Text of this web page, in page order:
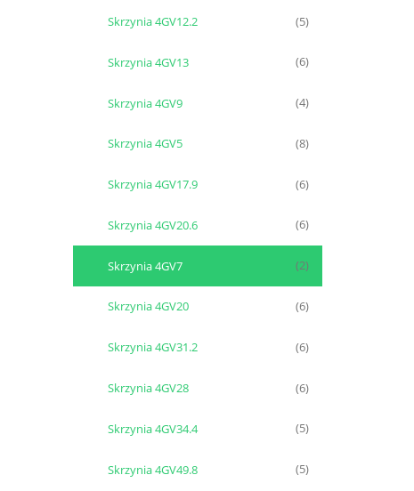
Skrzynia 4GV12.2 (5)
Skrzynia 4GV13 (6)
Skrzynia 4GV9 (4)
Skrzynia 4GV5 (8)
Skrzynia 4GV17.9 (6)
Skrzynia 4GV20.6 (6)
Skrzynia 4GV7 (2)
Skrzynia 4GV20 (6)
Skrzynia 4GV31.2 (6)
Skrzynia 4GV28 (6)
Skrzynia 4GV34.4 (5)
Skrzynia 4GV49.8 (5)